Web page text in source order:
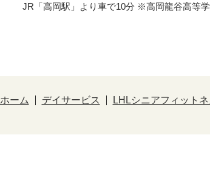
JR「⾼岡駅」より⾞で10分 ※⾼岡⿓⾕⾼等
ホーム デイサービス LHLシニアフィットネ